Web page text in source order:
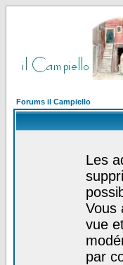
Forums il Campiello
Les
Vous
vue
par